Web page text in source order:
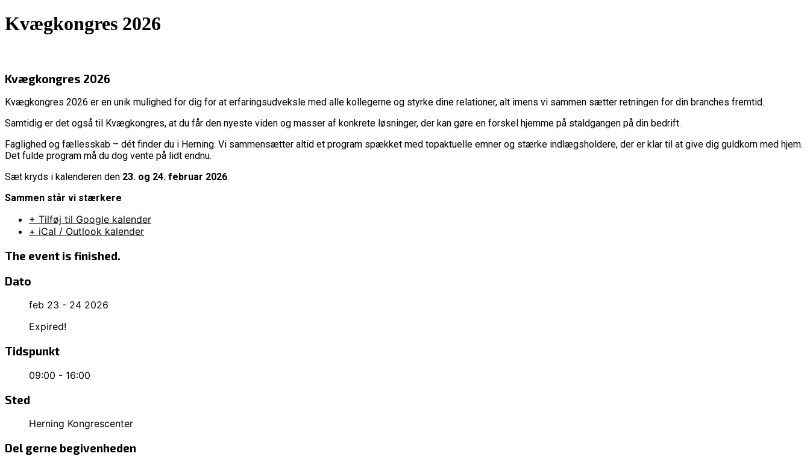
Kvægkongres 2026
Kvægkongres 2026
Kvægkongres 2026 er en unik mulighed for dig for at erfaringsudveksle med alle kollegerne og styrke dine relationer, alt imens vi sammen sætter retningen for din branches fremtid.
Samtidig er det også til Kvægkongres, at du får den nyeste viden og masser af konkrete løsninger, der kan gøre en forskel hjemme på staldgangen på din bedrift.
Faglighed og fællesskab – dét finder du i Herning. Vi sammensætter altid et program spækket med topaktuelle emner og stærke indlægsholdere, der er klar til at give dig guldkorn med hjem.
Det fulde program må du dog vente på lidt endnu.
Sæt kryds i kalenderen den 23. og 24. februar 2026.
Sammen står vi stærkere
+ Tilføj til Google kalender
+ iCal / Outlook kalender
The event is finished.
Dato
feb 23 - 24 2026
Expired!
Tidspunkt
09:00 - 16:00
Sted
Herning Kongrescenter
Del gerne begivenheden